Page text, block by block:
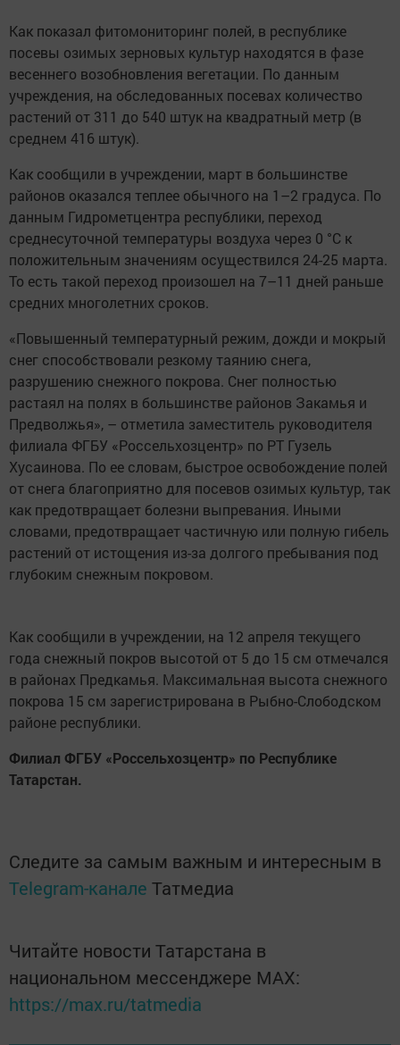
Как показал фитомониторинг полей, в республике
посевы озимых зерновых культур находятся в фазе
весеннего возобновления вегетации. По данным
учреждения, на обследованных посевах количество
растений от 311 до 540 штук на квадратный метр (в
среднем 416 штук).
Как сообщили в учреждении, март в большинстве
районов оказался теплее обычного на 1–2 градуса. По
данным Гидрометцентра республики, переход
среднесуточной температуры воздуха через 0 °С к
положительным значениям осуществился 24-25 марта.
То есть такой переход произошел на 7–11 дней раньше
средних многолетних сроков.
«Повышенный температурный режим, дожди и мокрый
снег способствовали резкому таянию снега,
разрушению снежного покрова. Снег полностью
растаял на полях в большинстве районов Закамья и
Предволжья», – отметила заместитель руководителя
филиала ФГБУ «Россельхозцентр» по РТ Гузель
Хусаинова. По ее словам, быстрое освобождение полей
от снега благоприятно для посевов озимых культур, так
как предотвращает болезни выпревания. Иными
словами, предотвращает частичную или полную гибель
растений от истощения из-за долгого пребывания под
глубоким снежным покровом.
Как сообщили в учреждении, на 12 апреля текущего
года снежный покров высотой от 5 до 15 см отмечался
в районах Предкамья. Максимальная высота снежного
покрова 15 см зарегистрирована в Рыбно-Слободском
районе республики.
Филиал ФГБУ «Россельхозцентр» по Республике
Татарстан.
Следите за самым важным и интересным в
Telegram-канале Татмедиа
Читайте новости Татарстана в
национальном мессенджере MАХ:
https://max.ru/tatmedia